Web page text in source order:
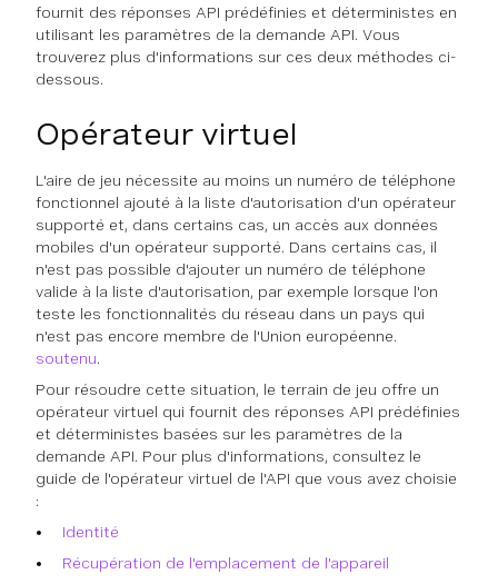
fournit des réponses API prédéfinies et déterministes en
utilisant les paramètres de la demande API. Vous
trouverez plus d'informations sur ces deux méthodes ci-
dessous.
Opérateur virtuel
L'aire de jeu nécessite au moins un numéro de téléphone
fonctionnel ajouté à la liste d'autorisation d'un opérateur
supporté et, dans certains cas, un accès aux données
mobiles d'un opérateur supporté. Dans certains cas, il
n'est pas possible d'ajouter un numéro de téléphone
valide à la liste d'autorisation, par exemple lorsque l'on
teste les fonctionnalités du réseau dans un pays qui
n'est pas encore membre de l'Union européenne.
soutenu.
Pour résoudre cette situation, le terrain de jeu offre un
opérateur virtuel qui fournit des réponses API prédéfinies
et déterministes basées sur les paramètres de la
demande API. Pour plus d'informations, consultez le
guide de l'opérateur virtuel de l'API que vous avez choisie
:
Identité
Récupération de l'emplacement de l'appareil